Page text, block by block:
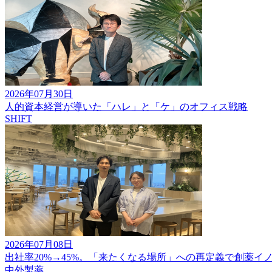
2026年07月30日
人的資本経営が導いた「ハレ」と「ケ」のオフィス戦略
SHIFT
2026年07月08日
出社率20%→45%。「来たくなる場所」への再定義で創薬イ
中外製薬